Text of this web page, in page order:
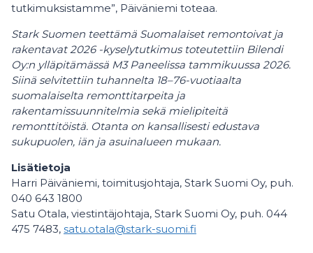
tutkimuksistamme”, Päiväniemi toteaa.
Stark Suomen teettämä Suomalaiset remontoivat ja
rakentavat 2026 -kyselytutkimus toteutettiin Bilendi
Oy:n ylläpitämässä M3 Paneelissa tammikuussa 2026.
Siinä selvitettiin tuhannelta 18–76-vuotiaalta
suomalaiselta remonttitarpeita ja
rakentamissuunnitelmia sekä mielipiteitä
remonttitöistä. Otanta on kansallisesti edustava
sukupuolen, iän ja asuinalueen mukaan.
Lisätietoja
Harri Päiväniemi, toimitusjohtaja, Stark Suomi Oy, puh.
040 643 1800
Satu Otala, viestintäjohtaja, Stark Suomi Oy, puh. 044
475 7483, satu.otala@stark-suomi.fi